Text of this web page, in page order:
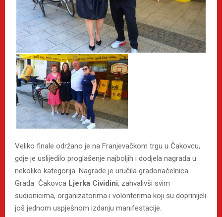
Veliko finale održano je na Franjevačkom trgu u Čakovcu,
gdje je uslijedilo proglašenje najboljih i dodjela nagrada u
nekoliko kategorija. Nagrade je uručila gradonačelnica
Grada Čakovca Ljerka Cividini, zahvalivši svim
sudionicima, organizatorima i volonterima koji su doprinijeli
još jednom uspješnom izdanju manifestacije.